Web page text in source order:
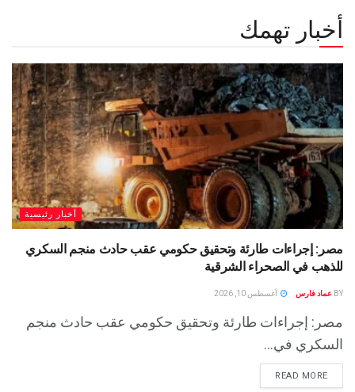
أخبار تهمك
أخبار رئيسية
مصر: إجراءات طارئة وتحقيق حكومي عقب حادث منجم السكري
للذهب في الصحراء الشرقية
BY عماد فارس أغسطس 10, 2026
مصر: إجراءات طارئة وتحقيق حكومي عقب حادث منجم
السكري في...
READ MORE